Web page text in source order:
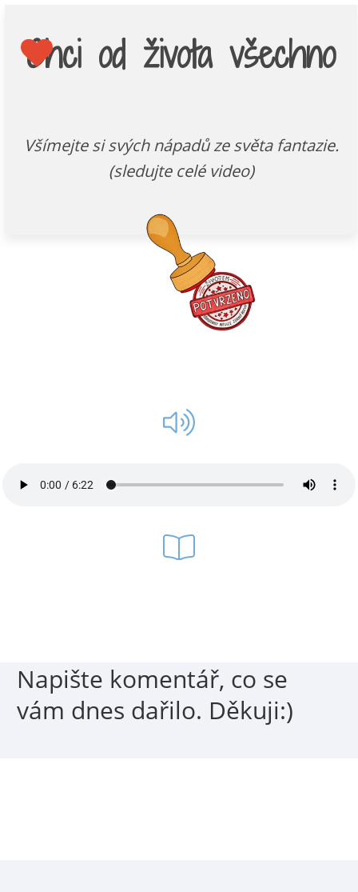
Chci od života všechno
Všímejte si svých nápadů ze světa fantazie.
(sledujte celé video)
Napište komentář, co se
vám dnes dařilo. Děkuji:)